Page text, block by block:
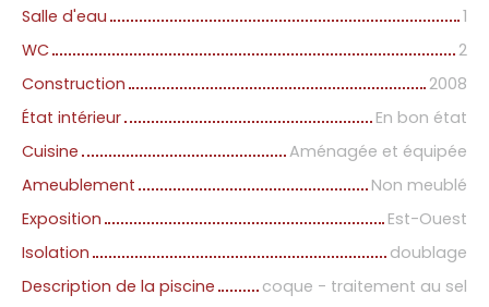
Salle d'eau
1
WC
2
Construction
2008
État intérieur
En bon état
Cuisine
Aménagée et équipée
Ameublement
Non meublé
Exposition
Est-Ouest
Isolation
doublage
Description de la piscine
coque - traitement au sel